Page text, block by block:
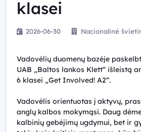
klasei
2026-06-30 Nacionalinė
Vadovėlių duomenų bazėje
UAB „Baltos lankos Klett“ išleistą
6 klasei „Get Involved! A2“.
Vadovėlis orientuotas į aktyvų,
anglų kalbos mokymąsi. Daug
kalbinių gebėjimų ugdymui, bet ir